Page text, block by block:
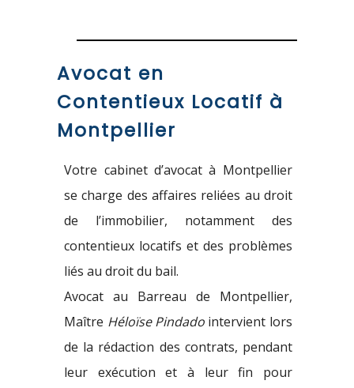
Avocat en
Contentieux Locatif à
Montpellier
Votre cabinet d’avocat à Montpellier
se charge des affaires reliées au droit
de l’immobilier, notamment des
contentieux locatifs et des problèmes
liés au droit du bail.
Avocat au Barreau de Montpellier,
Maître Héloïse Pindado intervient lors
de la rédaction des contrats, pendant
leur exécution et à leur fin pour